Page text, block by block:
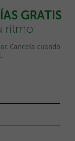
GRATIS
ritmo
Cancela cuando